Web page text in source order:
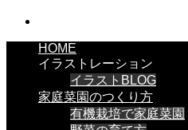
HOME
イラストレーション
イラストBLOG
家庭菜園のつくり方
有機栽培で家庭菜園